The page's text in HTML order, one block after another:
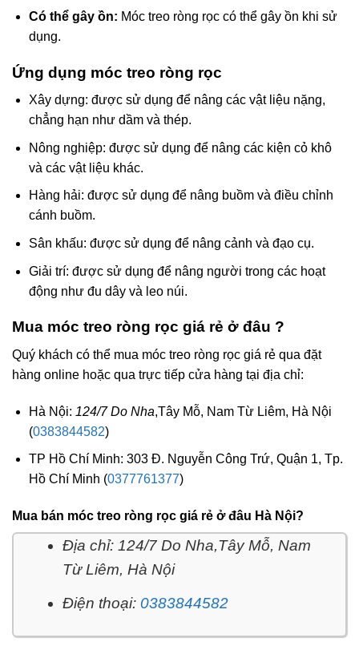
Có thể gây ồn: Móc treo ròng rọc có thể gây ồn khi sử
dụng.
Ứng dụng móc treo ròng rọc
Xây dựng: được sử dụng để nâng các vật liệu nặng,
chẳng hạn như dầm và thép.
Nông nghiệp: được sử dụng để nâng các kiện cỏ khô
và các vật liệu khác.
Hàng hải: được sử dụng để nâng buồm và điều chỉnh
cánh buồm.
Sân khấu: được sử dụng để nâng cảnh và đạo cụ.
Giải trí: được sử dụng để nâng người trong các hoạt
động như đu dây và leo núi.
Mua móc treo ròng rọc giá rẻ ở đâu ?
Quý khách có thể mua móc treo ròng rọc giá rẻ qua đặt
hàng online hoặc qua trực tiếp cửa hàng tại địa chỉ:
Hà Nội: 124/7 Do Nha,Tây Mỗ, Nam Từ Liêm, Hà Nội
(0383844582)
TP Hồ Chí Minh: 303 Đ. Nguyễn Công Trứ, Quận 1, Tp.
Hồ Chí Minh (0377761377)
Mua bán móc treo ròng rọc giá rẻ ở đâu Hà Nội?
Địa chỉ: 124/7 Do Nha,Tây Mỗ, Nam
Từ Liêm, Hà Nội
Điện thoại: 0383844582